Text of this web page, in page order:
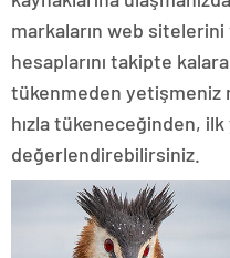
markaların web
hesaplarını takipte
tükenmeden yetişmeniz
hızla tükeneceğinden,
değerlendirebilirsiniz.